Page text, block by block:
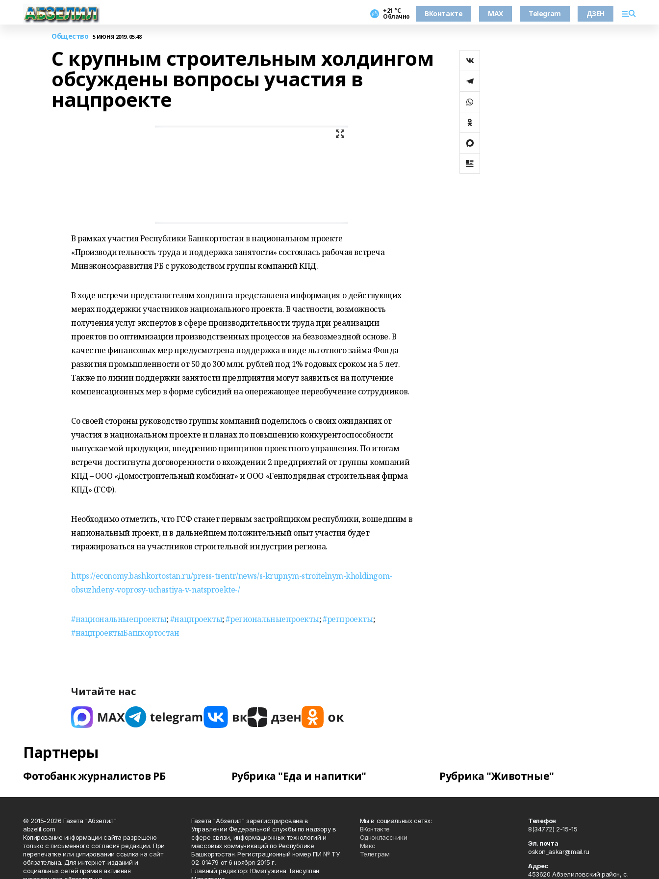
+21 °С
Облачно ВКонтакте MAX Telegram ДЗЕН
Общество 5 ИЮНЯ 2019, 05:48
С крупным строительным холдингом
обсуждены вопросы участия в
нацпроекте
В рамках участия Республики Башкортостан в национальном проекте
«Производительность труда и поддержка занятости» состоялась рабочая встреча
Минэкономразвития РБ с руководством группы компаний КПД.
В ходе встречи представителям холдинга представлена информация о действующих
мерах поддержки участников национального проекта. В частности, возможность
получения услуг экспертов в сфере производительности труда при реализации
проектов по оптимизации производственных процессов на безвозмездной основе. В
качестве финансовых мер предусмотрена поддержка в виде льготного займа Фонда
развития промышленности от 50 до 300 млн. рублей под 1% годовых сроком на 5 лет.
Также по линии поддержки занятости предприятия могут заявиться на получение
компенсационных мер в форме субсидий на опережающее переобучение сотрудников.
Со своей стороны руководство группы компаний поделилось о своих ожиданиях от
участия в национальном проекте и планах по повышению конкурентоспособности
выпускаемой продукции, внедрению принципов проектного управления. По итогам
встречи достигнуты договоренности о вхождении 2 предприятий от группы компаний
КПД – ООО «Домостроительный комбинат» и ООО «Генподрядная строительная фирма
КПД» (ГСФ).
Необходимо отметить, что ГСФ станет первым застройщиком республики, вошедшим в
национальный проект, и в дальнейшем положительный опыт участия будет
тиражироваться на участников строительной индустрии региона.
https://economy.bashkortostan.ru/press-tsentr/news/s-krupnym-stroitelnym-kholdingom-
obsuzhdeny-voprosy-uchastiya-v-natsproekte-/
#национальныепроекты;#нацпроекты;#региональныепроекты;#регпроекты;
#нацпроектыБашкортостан
Читайте нас
Партнеры
Фотобанк журналистов РБ Рубрика "Еда и напитки" Рубрика "Животные"
© 2015-2026 Газета "Абзелил"
abzelil.com
Копирование информации сайта разрешено
только с письменного согласия редакции. При
перепечатке или цитировании ссылка на сайт
обязательна. Для интернет-изданий и
социальных сетей прямая активная
Газета "Абзелил" зарегистрирована в
Управлении Федеральной службы по надзору в
сфере связи, информационных технологий и
массовых коммуникаций по Республике
Башкортостан. Регистрационный номер ПИ № ТУ
02-01479 от 6 ноября 2015 г.
Главный редактор: Юмагужина Тансулпан
Мы в социальных сетях:
ВКонтакте
Одноклассники
Макс
Телеграм
Телефон
8(34772) 2-15-15
Эл. почта
oskon_askar@mail.ru
Адрес
453620 Абзелиловский район, с.